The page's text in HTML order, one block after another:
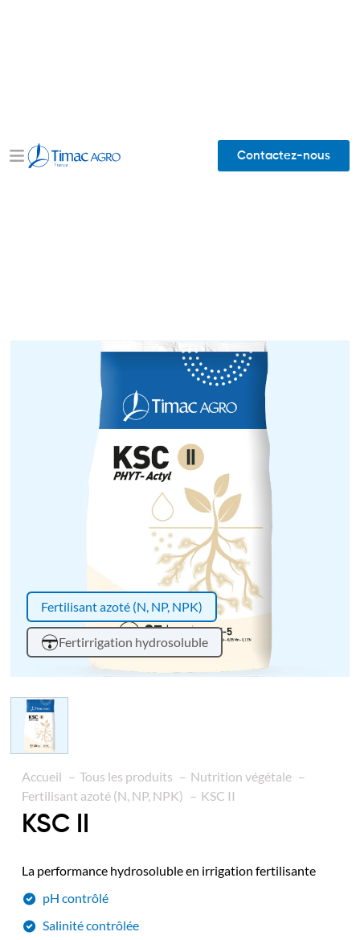
Contactez-nous
Fertilisant azoté (N, NP, NPK)
Fertirrigation hydrosoluble
Accueil Tous les produits
Nutrition végétale
Fertilisant azoté (N, NP, NPK)
KSC II
KSC II
La performance hydrosoluble en irrigation fertilisante
pH contrôlé
Salinité contrôlée